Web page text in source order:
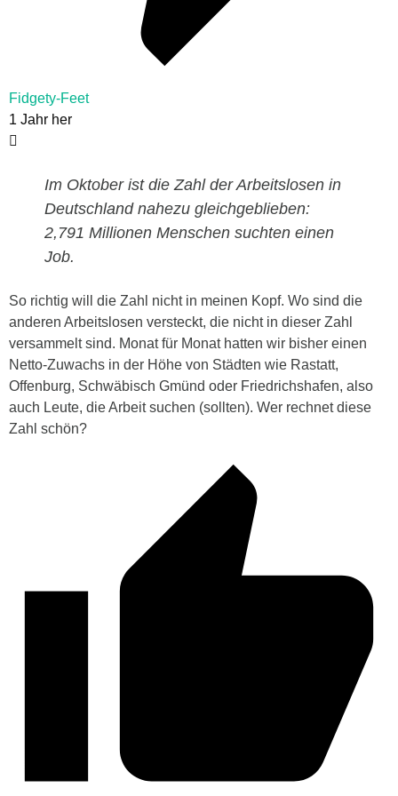
Fidgety-Feet
1 Jahr her
Im Oktober ist die Zahl der Arbeitslosen in
Deutschland nahezu gleichgeblieben:
2,791 Millionen Menschen suchten einen
Job.
So richtig will die Zahl nicht in meinen Kopf. Wo sind die
anderen Arbeitslosen versteckt, die nicht in dieser Zahl
versammelt sind. Monat für Monat hatten wir bisher einen
Netto-Zuwachs in der Höhe von Städten wie Rastatt,
Offenburg, Schwäbisch Gmünd oder Friedrichshafen, also
auch Leute, die Arbeit suchen (sollten). Wer rechnet diese
Zahl schön?